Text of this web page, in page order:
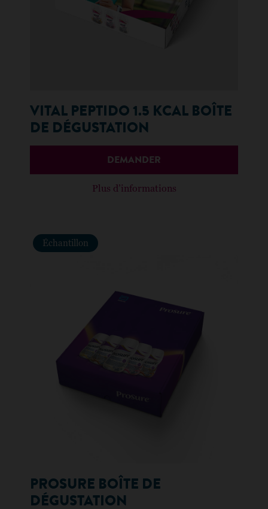
VITAL PEPTIDO 1.5 KCAL BOÎTE
DE DÉGUSTATION
DEMANDER
Plus d’informations
Échantillon
PROSURE BOÎTE DE
DÉGUSTATION